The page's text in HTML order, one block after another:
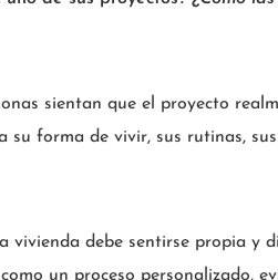
sientan que el proyecto
forma de vivir, sus rutinas,
vivienda debe sentirse propia y
un proceso personalizado,